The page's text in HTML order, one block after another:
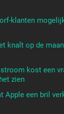
klanten
knalt op de
kost een
zien
Apple een bril